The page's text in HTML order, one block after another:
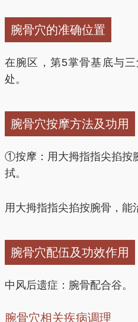
腕骨穴的准确位置
在腕区，第5掌骨基底与
处。
腕骨穴按摩方法及功用
①按摩：用大拇指指尖掐按
拭。
用大拇指指尖掐按腕骨，能
腕骨穴配伍及功效作用
中风后遗症：腕骨配合谷。
腕骨穴相关疾病调理